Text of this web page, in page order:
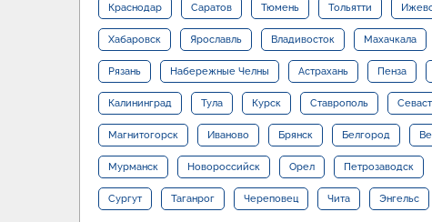
Краснодар Саратов Тюмень Тольятти
Хабаровск Ярославль Владивосток Махачкала
Рязань Набережные Челны Астрахань Пенза
Калининград Тула Курск Ставрополь
Магнитогорск Иваново Брянск Белгород
Мурманск Новороссийск Орел Петрозаводск
Сургут Таганрог Череповец Чита Энгельс